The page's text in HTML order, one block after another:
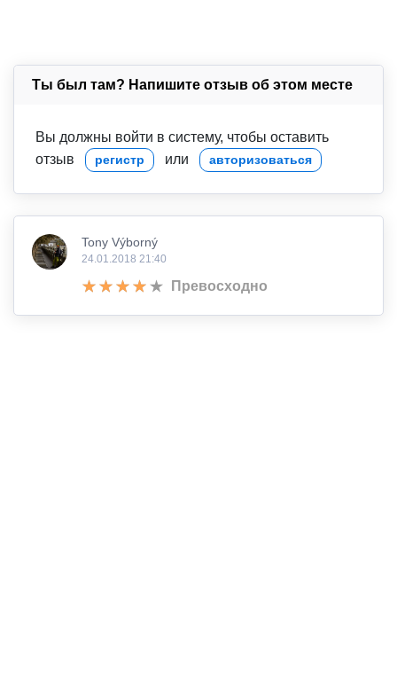
Ты был там? Напишите отзыв об этом месте
Вы должны войти в систему, чтобы оставить
отзыв
регистр или авторизоваться
Tony Výborný
24.01.2018 21:40
Превосходно